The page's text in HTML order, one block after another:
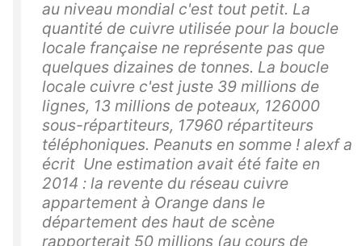
au niveau mondial c'est tout petit. La
quantité de cuivre utilisée pour la boucle
locale française ne représente pas que
quelques dizaines de tonnes. La boucle
locale cuivre c'est juste 39 millions de
lignes, 13 millions de poteaux, 126000
sous-répartiteurs, 17960 répartiteurs
téléphoniques. Peanuts en somme ! alexf a
écrit Une estimation avait été faite en
2014 : la revente du réseau cuivre
appartement à Orange dans le
département des haut de scène
rapporterait 50 millions (au cours de